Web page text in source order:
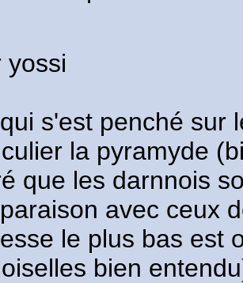
yossi
s'est penché sur
la pyramyde
que les darnnois
avec ceux
le plus bas est
bien